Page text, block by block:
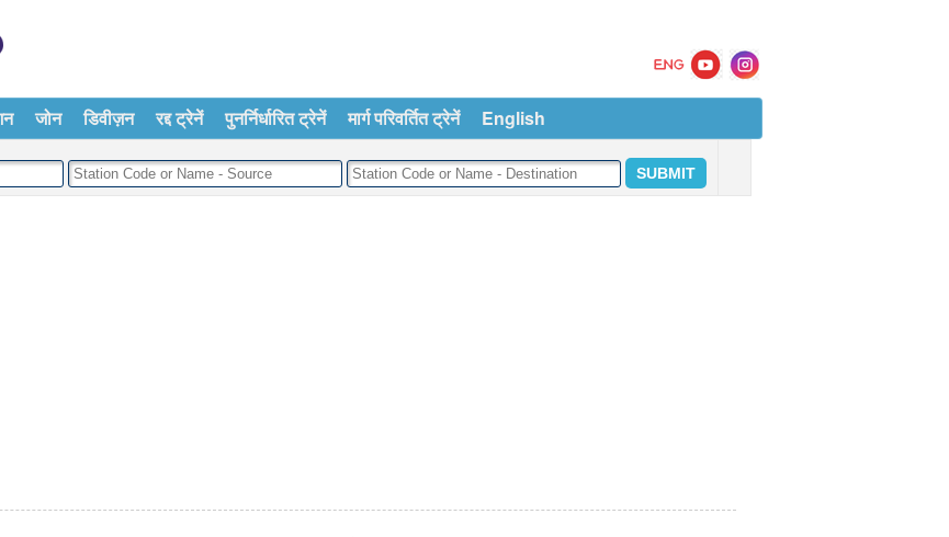
जोन डिवीज़न रद्द ट्रेनें पुनर्निर्धारित ट्रेनें मार्ग परिवर्तित ट्रेनें English